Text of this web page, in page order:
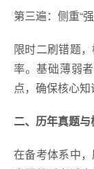
第三遍：侧重“
限时二刷错题
率。基础薄弱
点，确保核心知
二、 历年真题
在备考体系中